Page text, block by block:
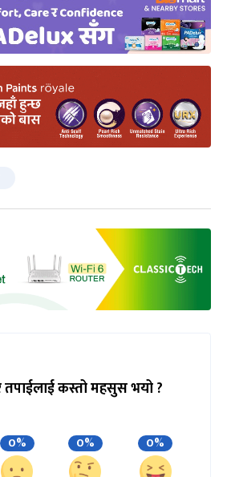
कस्तो महसुस भयो ?
0% 0% 0%